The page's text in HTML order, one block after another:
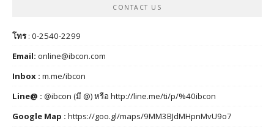
CONTACT US
โทร: 0-2540-2299
Email: online@ibcon.com
Inbox : m.me/ibcon
Line@ : @ibcon (มี @) หรือ http://line.me/ti/p/%40ibcon
Google Map : https://goo.gl/maps/9MM3BJdMHpnMvU9o7